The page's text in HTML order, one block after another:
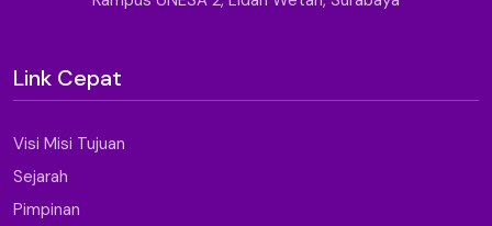
Link Cepat
Visi Misi Tujuan
Sejarah
Pimpinan